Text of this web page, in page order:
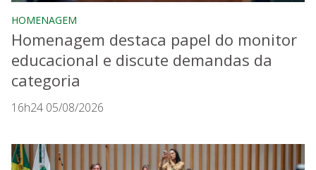
HOMENAGEM
Homenagem destaca papel do monitor
educacional e discute demandas da
categoria
16h24 05/08/2026